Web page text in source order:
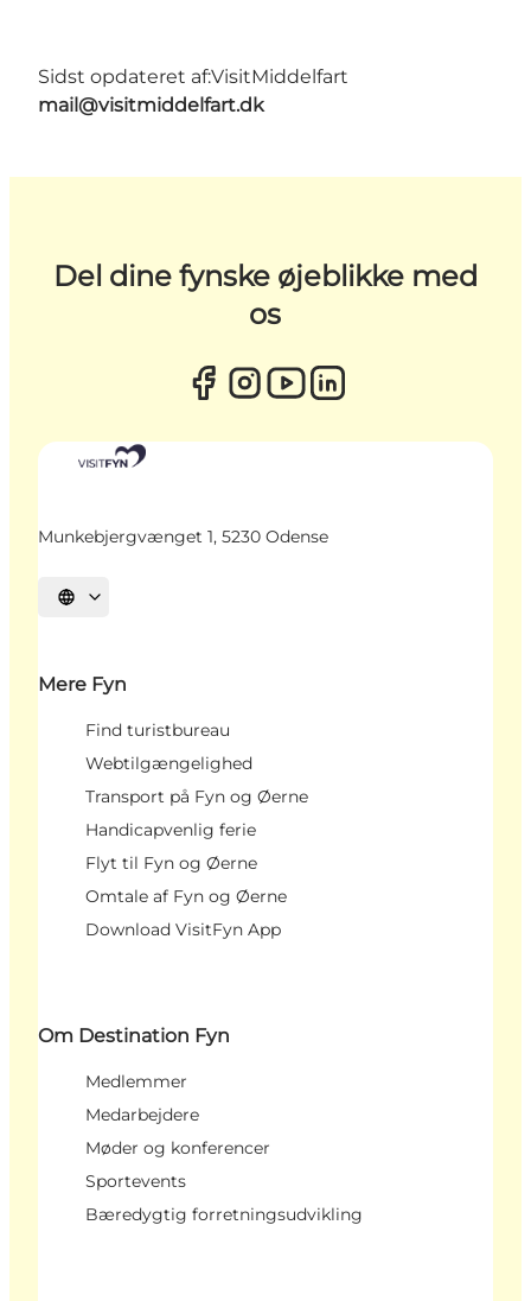
Sidst opdateret af:VisitMiddelfart
mail@visitmiddelfart.dk
Del dine fynske øjeblikke med
os
Munkebjergvænget 1, 5230 Odense
Vælg sprog
Mere Fyn
Find turistbureau
Webtilgængelighed
Transport på Fyn og Øerne
Handicapvenlig ferie
Flyt til Fyn og Øerne
Omtale af Fyn og Øerne
Download VisitFyn App
Om Destination Fyn
Medlemmer
Medarbejdere
Møder og konferencer
Sportevents
Bæredygtig forretningsudvikling